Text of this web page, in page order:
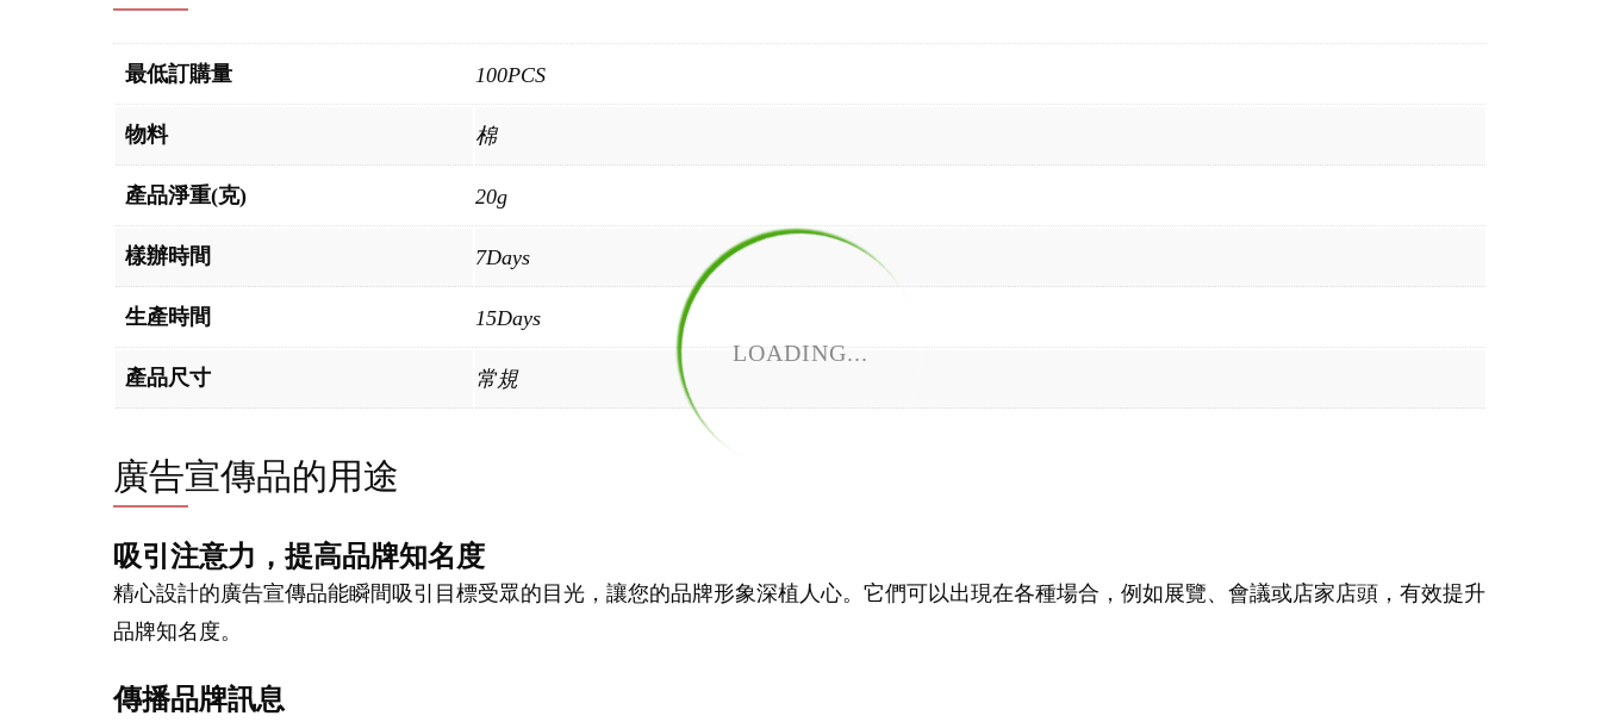
LOADING...
最低訂購量 100PCS
物料 棉
產品淨重(克) 20g
樣辦時間 7Days
生產時間 15Days
產品尺寸 常規
廣告宣傳品的用途
吸引注意力，提高品牌知名度
精心設計的廣告宣傳品能瞬間吸引目標受眾的目光，讓您的品牌形象深植人心。它們可以出現在各種場合，例如展覽、會議或店家店頭，有效提升
品牌知名度。
傳播品牌訊息